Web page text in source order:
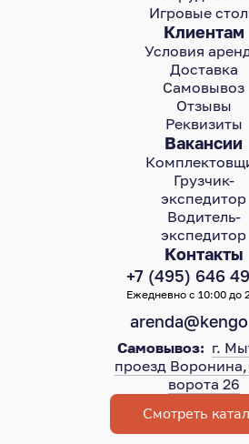
Контакты
+7 (495) 646
Ежедневно с 10:00 до
Самовывоз: г.
проезд
ворота 26
Смотреть
Клиентам
Условия
Доставка
Самовывоз
Отзывы
Реквизиты
Вакансии
Грузчик-
экспедитор
Водитель-
экспедитор
Игровые